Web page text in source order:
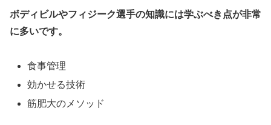
ボディビルやフィジーク選手の知識には学ぶべき点が非常
に多いです。
食事管理
効かせる技術
筋肥大のメソッド